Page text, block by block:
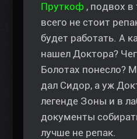
Пруткоф , подвох в
всего не стоит
будет работать. А
нашел Доктора?
Болотах понесло?
дал Сидор, а уж
легенде Зоны и в
документы
лучше не репак.